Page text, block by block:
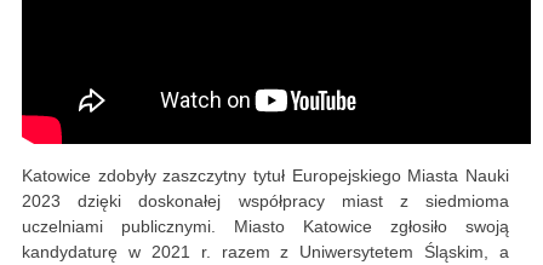
Katowice zdobyły zaszczytny tytuł Europejskiego Miasta Nauki
2023 dzięki doskonałej współpracy miast z siedmioma
uczelniami publicznymi. Miasto Katowice zgłosiło swoją
kandydaturę w 2021 r. razem z Uniwersytetem Śląskim, a